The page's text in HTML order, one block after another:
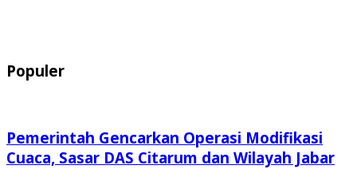
Populer
Pemerintah Gencarkan Operasi Modifikasi
Cuaca, Sasar DAS Citarum dan Wilayah Jabar